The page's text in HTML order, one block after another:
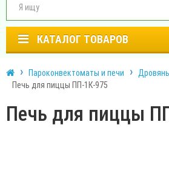
КАТАЛОГ ТОВАРОВ
Пароконвектоматы и печи
Печь для пиццы ПП-1К-975
Печь для пиццы